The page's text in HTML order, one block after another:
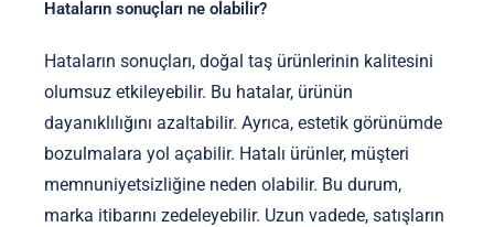
Hataların sonuçları ne olabilir?
Hataların sonuçları, doğal taş ürünlerinin kalitesini
olumsuz etkileyebilir. Bu hatalar, ürünün
dayanıklılığını azaltabilir. Ayrıca, estetik görünümde
bozulmalara yol açabilir. Hatalı ürünler, müşteri
memnuniyetsizliğine neden olabilir. Bu durum,
marka itibarını zedeleyebilir. Uzun vadede, satışların